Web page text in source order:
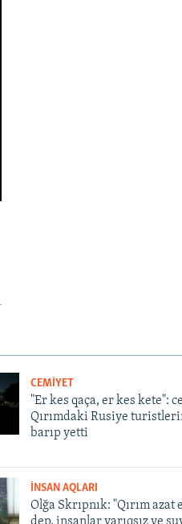
CEMİYET
"Er kes qaça, er kes kete":
Qırımdaki Rusiye
barıp yetti
İNSAN AQLARI
Olğa Skrıpnık: "Qırım azat
dep, insanlar yarıqsız ve